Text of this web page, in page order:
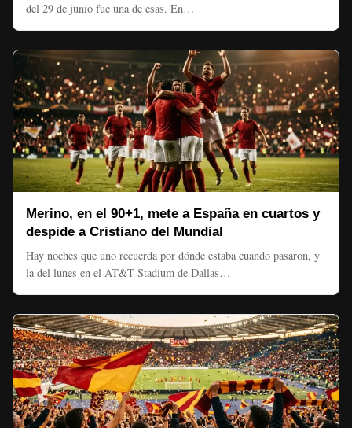
del 29 de junio fue una de esas. En…
Merino, en el 90+1, mete a España en cuartos y
despide a Cristiano del Mundial
Hay noches que uno recuerda por dónde estaba cuando pasaron, y
la del lunes en el AT&T Stadium de Dallas…